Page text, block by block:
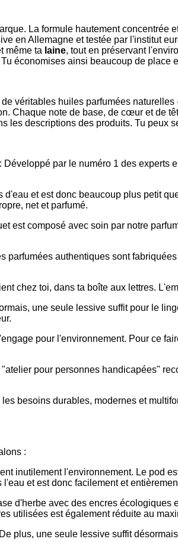
La formule hautement
en Allemagne et testée par l'institut
même ta laine, tout en préservant
économises ainsi beaucoup de place
véritables huiles parfumées
Chaque note de base, de cœur et de
les descriptions des produits. Tu peux
par le numéro 1 des
et est donc beaucoup plus petit
net et parfumé.
est composé avec soin par notre
authentiques sont
chez toi, dans ta boîte aux lettres.
une seule lessive suffit pour le
pour l'environnement. Pour ce
pour personnes handicapées"
besoins durables, modernes et
:
inutilement l'environnement. Le pod
et est donc facilement et
d'herbe avec des encres
utilisées est également réduite au
plus, une seule lessive suffit